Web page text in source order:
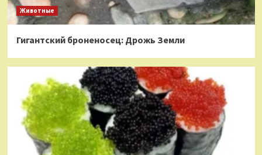
Животные
Гигантский броненосец: Дрожь Земли